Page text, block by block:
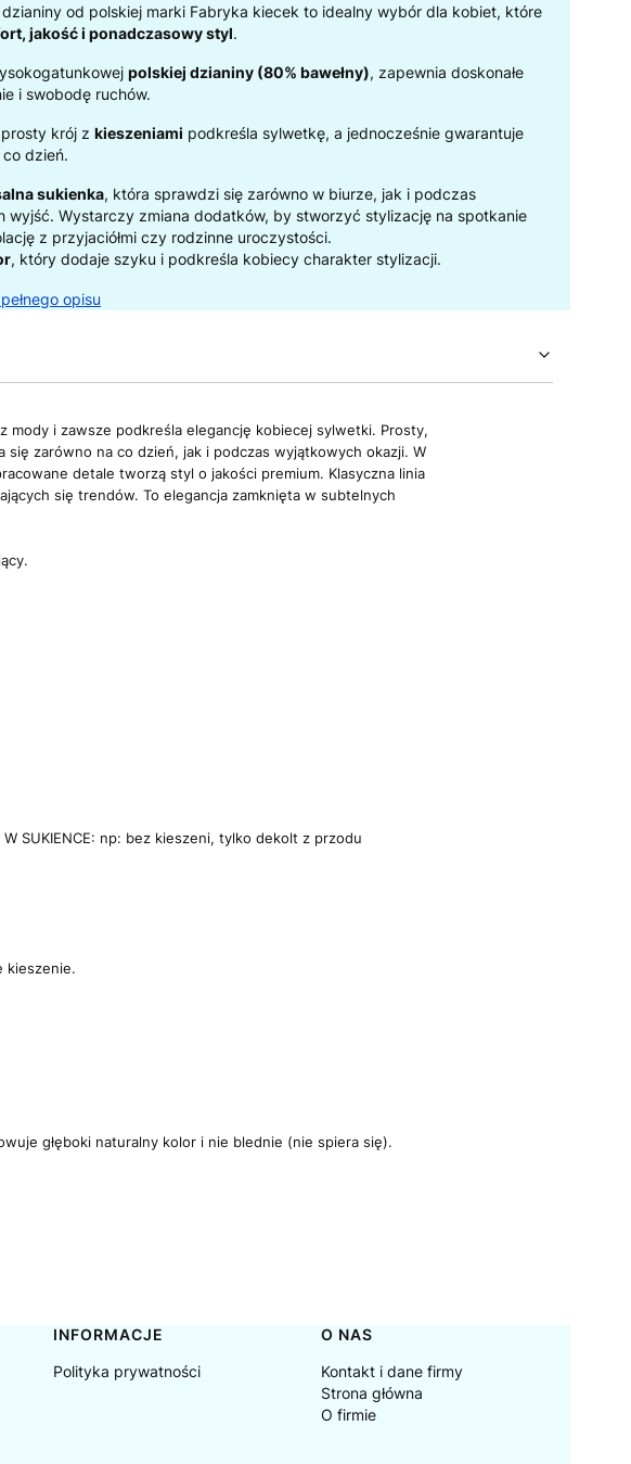
od polskiej marki Fabryka kiecek to idealny wybór dla kobiet, które
jakość i ponadczasowy styl.
polskiej dzianiny (80% bawełny), zapewnia doskonałe
i swobodę ruchów.
krój z kieszeniami podkreśla sylwetkę, a jednocześnie gwarantuje
dzień.
sukienka, która sprawdzi się zarówno w biurze, jak i podczas
wyjść. Wystarczy zmiana dodatków, by stworzyć stylizację na spotkanie
z przyjaciółmi czy rodzinne uroczystości.
, który dodaje szyku i podkreśla kobiecy charakter stylizacji.
opisu
mody i zawsze podkreśla elegancję kobiecej sylwetki. Prosty,
zarówno na co dzień, jak i podczas wyjątkowych okazji. W
detale tworzą styl o jakości premium. Klasyczna linia
się trendów. To elegancja zamknięta w subtelnych
W SUKIENCE: np: bez kieszeni, tylko dekolt z przodu
kieszenie.
głęboki naturalny kolor i nie blednie (nie spiera się).
INFORMACJE
Polityka prywatności
O NAS
Kontakt i dane firmy
Strona główna
O firmie